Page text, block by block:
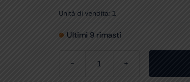
Unità di vendita: 1
Ultimi 9 rimasti
CARRELLO